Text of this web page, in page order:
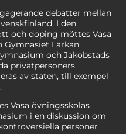
debatter mellan
I den
och doping möttes Vasa
Lärkan.
och Jakobstads
privatpersoners
av staten, till exempel
Vasa övningsskolas
i en diskussion om
personer